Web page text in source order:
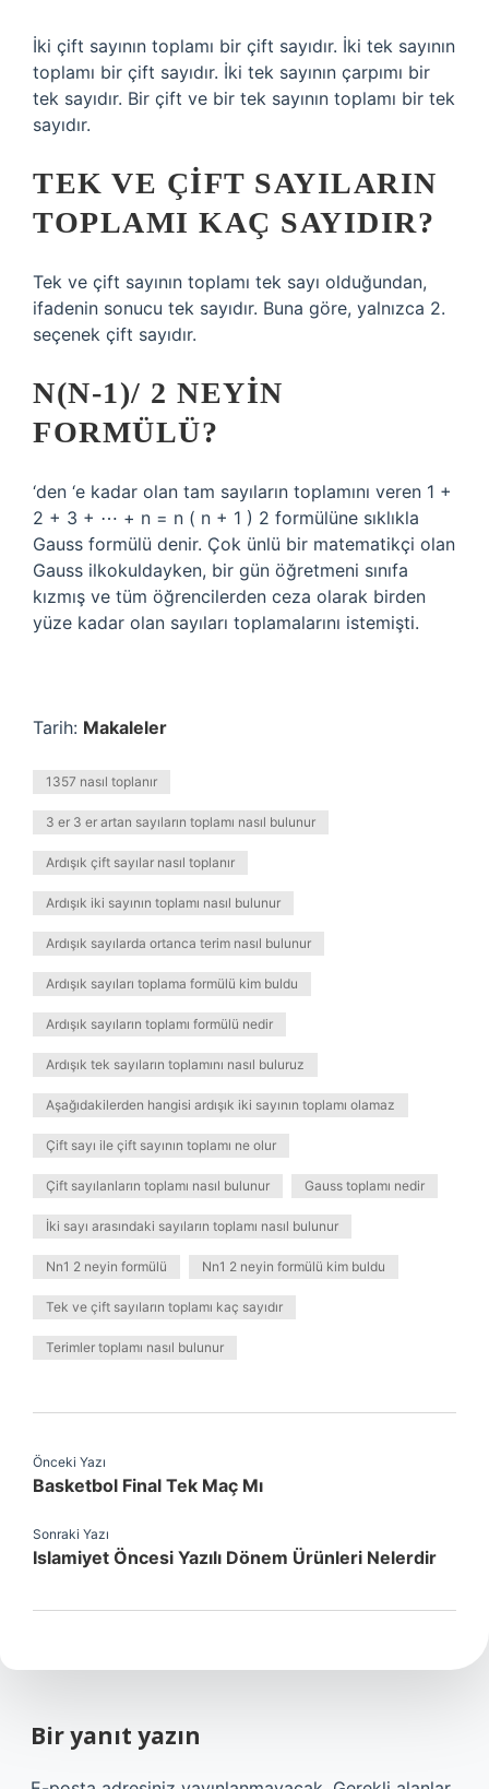
İki çift sayının toplamı bir çift sayıdır. İki tek sayının
toplamı bir çift sayıdır. İki tek sayının çarpımı bir
tek sayıdır. Bir çift ve bir tek sayının toplamı bir tek
sayıdır.
TEK VE ÇIFT SAYILARIN
TOPLAMI KAÇ SAYIDIR?
Tek ve çift sayının toplamı tek sayı olduğundan,
ifadenin sonucu tek sayıdır. Buna göre, yalnızca 2.
seçenek çift sayıdır.
N(N-1)/ 2 NEYIN
FORMÜLÜ?
‘den ‘e kadar olan tam sayıların toplamını veren 1 +
2 + 3 + ⋯ + n = n ( n + 1 ) 2 formülüne sıklıkla
Gauss formülü denir. Çok ünlü bir matematikçi olan
Gauss ilkokuldayken, bir gün öğretmeni sınıfa
kızmış ve tüm öğrencilerden ceza olarak birden
yüze kadar olan sayıları toplamalarını istemişti.
Tarih: Makaleler
1357 nasıl toplanır
3 er 3 er artan sayıların toplamı nasıl bulunur
Ardışık çift sayılar nasıl toplanır
Ardışık iki sayının toplamı nasıl bulunur
Ardışık sayılarda ortanca terim nasıl bulunur
Ardışık sayıları toplama formülü kim buldu
Ardışık sayıların toplamı formülü nedir
Ardışık tek sayıların toplamını nasıl buluruz
Aşağıdakilerden hangisi ardışık iki sayının toplamı olamaz
Çift sayı ile çift sayının toplamı ne olur
Çift sayılanların toplamı nasıl bulunur Gauss toplamı nedir
İki sayı arasındaki sayıların toplamı nasıl bulunur
Nn1 2 neyin formülü Nn1 2 neyin formülü kim buldu
Tek ve çift sayıların toplamı kaç sayıdır
Terimler toplamı nasıl bulunur
Önceki Yazı
Basketbol Final Tek Maç Mı
Sonraki Yazı
Islamiyet Öncesi Yazılı Dönem Ürünleri Nelerdir
Bir yanıt yazın